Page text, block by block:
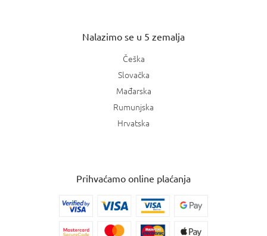
Nalazimo se u 5 zemalja
Češka
Slovačka
Mađarska
Rumunjska
Hrvatska
Prihvaćamo online plaćanja